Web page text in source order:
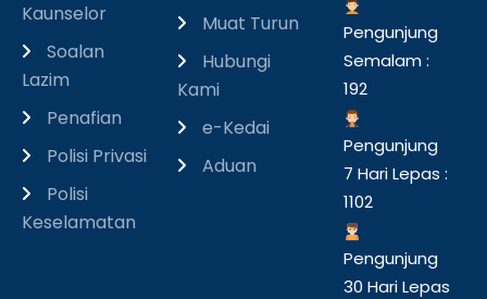
Kaunselor
Soalan
Lazim
Penafian
Polisi Privasi
Polisi
Keselamatan
Muat Turun
Hubungi
Kami
e-Kedai
Aduan
Pengunjung
Semalam :
192
Pengunjung
7 Hari Lepas :
1102
Pengunjung
30 Hari Lepas